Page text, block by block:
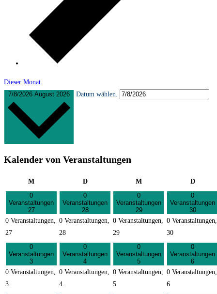
Dieser Monat
7/8/2026 August 2026 Datum wählen.
Kalender von Veranstaltungen
MMontag DDienstag MMittwoch D
0
Veranstaltungen
27
0 Veranstaltungen,
27
0
Veranstaltungen
28
0 Veranstaltungen,
28
0
Veranstaltungen
29
0 Veranstaltungen,
29
0
Veranstaltungen
30
0 Veranstaltungen,
30
0
Veranstaltungen
3
0 Veranstaltungen,
3
0
Veranstaltungen
4
0 Veranstaltungen,
4
0
Veranstaltungen
5
0 Veranstaltungen,
5
0
Veranstaltungen
6
0 Veranstaltungen,
6